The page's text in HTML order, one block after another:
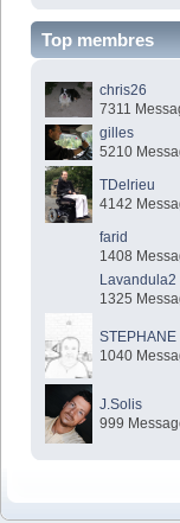
Top membres
chris26
7311
gilles
5210
TDelrieu
4142
farid
1408
Lavandula2
1325
STEPHANE
1040
J.Solis
999